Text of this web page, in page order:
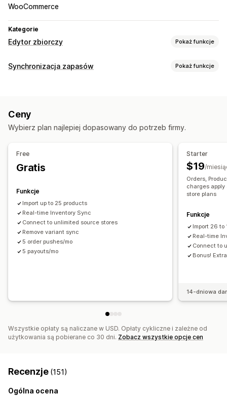
WooCommerce
Kategorie
Edytor zbiorczy Pokaż funkcje
Edytowalne zasoby
Działania
Usuwanie zbiorcze Migracja danych
Synchronizacja zapasów Pokaż funkcje
Jednostki SKU
Automatyczna Zbiorcza Czas rzeczywisty
Ceny
Wybierz plan najlepiej dopasowany do potrzeb firmy.
Free
Gratis
Funkcje
Import up to 25 products
Real-time Inventory Sync
Connect to unlimited source stores
Remove variant sync
5 order pushes/mo
5 payouts/mo
Starter
$19/
Orders,
charges
store plans
Funkcje
Import 26
Real-time
Connect to
Bonus!
14-dniowa
Wszystkie opłaty są naliczane w USD. Opłaty cykliczne i zależne od
użytkowania są pobierane co 30 dni. Zobacz wszystkie opcje cen
Recenzje (151)
Ogólna ocena